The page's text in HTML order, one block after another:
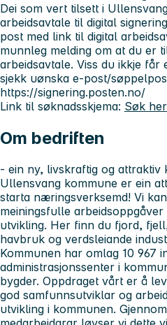
Dei som vert tilsett i
arbeidsavtale til digital
post med link til digital
munnleg melding om at du er
arbeidsavtale. Viss du ikkje får
sjekk uønska e-post/
https://signering.posten.no/
Link til søknadsskjema: Søk her
Om bedriften
- ein ny, livskraftig og attraktiv
Ullensvang kommune er ein
starta næringsverksemd! Vi
meiningsfulle
utvikling. Her finn du fjord,
havbruk og verdsleiande
Kommunen har omlag 10 967
administrasjonssenter i
bygder. Oppdraget vårt er å
god samfunnsutviklar og
utvikling i kommunen.